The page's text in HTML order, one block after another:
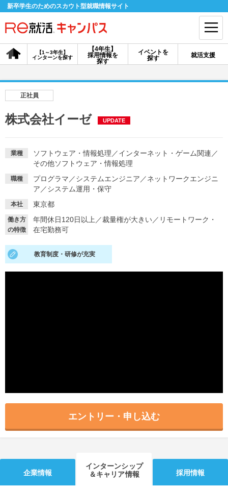
新卒学生のためのスカウト型就職情報サイト
【4年生】
採用情報を
探す
【1～3年生】
インターンを探す
イベントを
探す
就活支援
会員登録 ログイン
採用情報を探す
説明会を探す
インターンを探す
イベントを探す スカウト
就活ノウハウ・サポート
就活支援
正社員
株式会社イーゼ UPDATE
業種 ソフトウェア・情報処理 ／インターネット・ゲーム関連 ／
その他ソフトウェア・情報処理
職種 プログラマ ／システムエンジニア ／ネットワークエンジニ
ア ／システム運用・保守
本社 東京都
働き方
の特徴
年間休日120日以上 ／裁量権が大きい／ リモートワーク・
在宅勤務可
教育制度・研修が充実
エントリー・申し込む
企業情報
インターンシップ
＆キャリア情報
採用情報